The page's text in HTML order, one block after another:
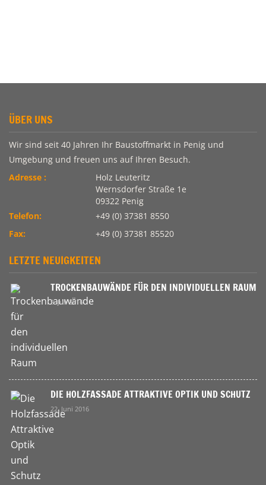
ÜBER UNS
Wir sind seit 40 Jahren Ihr Baustoffmarkt in Penig und
Umgebung und freuen uns auf Ihren Besuch.
Adresse :
Holz Leuteritz
Wernsdorfer Straße 1e
09322 Penig
Telefon:
+49 (0) 37381 8550
Fax:
+49 (0) 37381 85520
LETZTE NEUIGKEITEN
TROCKENBAUWÄNDE FÜR DEN INDIVIDUELLEN RAUM
9. Juli 2016
DIE HOLZFASSADE ATTRAKTIVE OPTIK UND SCHUTZ
22. Juni 2016